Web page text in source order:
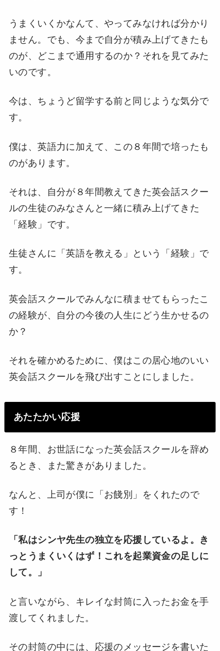
うまくいくかなんて、やってみなければ分かり
ません。でも、今まで自分が積み上げてきたも
のが、どこまで通用するのか？それを見てみた
いのです。
今は、ちょうど留学する前と同じような気分で
す。
僕は、英語力に加えて、この８年間で培ったも
のがあります。
それは、自分が８年間教えてきた英会話スクー
ルの生徒のみなさんと一緒に積み上げてきた
「経験」です。
生徒さんに「英語を教える」という「経験」で
す。
英会話スクールでみんなに積ませてもらったこ
の経験が、自分の今後の人生にどう生かせるの
か？
それを確かめるために、僕はこの居心地のいい
英会話スクールを飛び出すことにしました。
あたたかい応援
８年間、お世話になった英会話スクールを辞め
るとき、また驚きがありました。
なんと、上司が僕に「お餞別」をくれたので
す！
「私はシンヤ先生の独立を応援しているよ。き
っとうまくいくはず！これを起業資金の足しに
して。」
と言いながら、キレイな封筒に入ったお金を手
渡してくれました。
その封筒の中には、応援のメッセージを書いた